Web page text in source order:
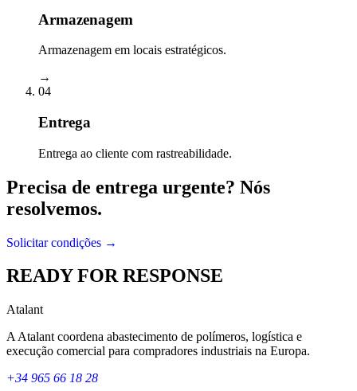
Armazenagem
Armazenagem em locais estratégicos.
→
04
Entrega
Entrega ao cliente com rastreabilidade.
Precisa de entrega urgente? Nós
resolvemos.
Solicitar condições →
READY FOR RESPONSE
Atalant
A Atalant coordena abastecimento de polímeros, logística e
execução comercial para compradores industriais na Europa.
+34 965 66 18 28